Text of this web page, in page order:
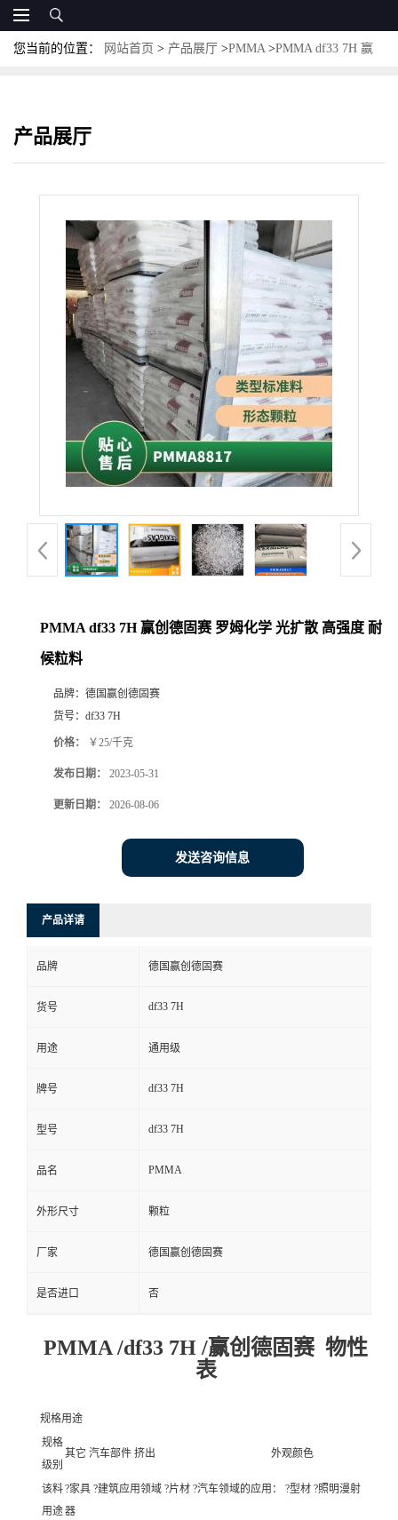
您当前的位置： 网站首页 > 产品展厅 >PMMA>PMMA df33 7H 赢
产品展厅
PMMA df33 7H 赢创德固赛 罗姆化学 光扩散 高强度 耐
候粒料
品牌： 德国赢创德固赛
货号： df33 7H
价格： ￥25/千克
发布日期： 2023-05-31
更新日期： 2026-08-06
发送咨询信息
产品详请
品牌 德国赢创德固赛
货号 df33 7H
用途 通用级
牌号 df33 7H
型号 df33 7H
品名 PMMA
外形尺寸 颗粒
厂家 德国赢创德固赛
是否进口 否
PMMA /df33 7H /赢创德固赛 物性
表
规格用途
规格
级别
其它 汽车部件 挤出 外观颜色
该料
用途
?家具 ?建筑应用领域 ?片材 ?汽车领域的应用： ?型材 ?照明漫射
器